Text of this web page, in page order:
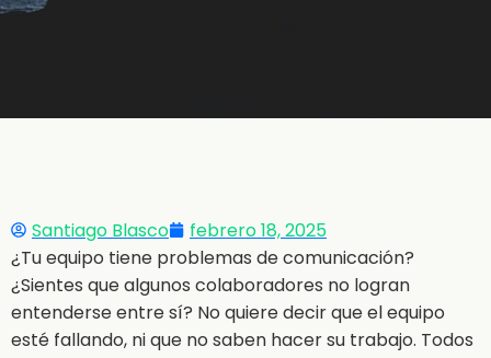
Santiago Blasco
febrero 18, 2025
¿Tu equipo tiene problemas de comunicación?
¿Sientes que algunos colaboradores no logran
entenderse entre sí? No quiere decir que el equipo
esté fallando, ni que no saben hacer su trabajo. Todos